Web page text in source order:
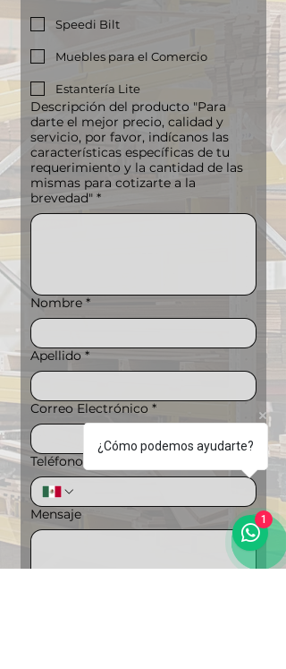
Speedi Bilt
Muebles para el Comercio
Estantería Lite
Descripción del producto "Para
darte el mejor precio, calidad y
servicio, por favor, indícanos las
características específicas de tu
requerimiento y la cantidad de las
mismas para cotizarte a la
brevedad" *
Nombre *
Apellido *
Correo Electrónico *
Teléfono
Mensaje
¿Cómo podemos ayudarte?
1